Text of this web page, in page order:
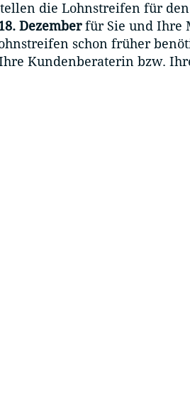
die Lohnstreifen für
Dezemberfür Sie und Ihre
schon früher
Kundenberaterin bzw.